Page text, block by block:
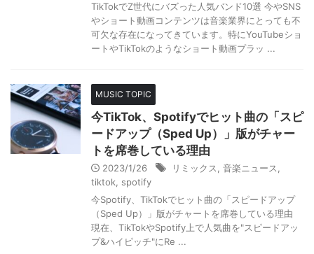
TikTokでZ世代にバズった人気バンド10選 今やSNS
やショート動画コンテンツは音楽業界にとっても不
可欠な存在になってきています。特にYouTubeショ
ートやTikTokのようなショート動画プラッ ...
MUSIC TOPIC
今TikTok、Spotifyでヒット曲の「スピ
ードアップ（Sped Up）」版がチャー
トを席巻している理由
2023/1/26 リミックス 音楽ニュース
tiktok
spotify
今Spotify、TikTokでヒット曲の「スピードアップ
（Sped Up）」版がチャートを席巻している理由
現在、TikTokやSpotify上で人気曲を"スピードアッ
プ&ハイピッチ"にRe ...